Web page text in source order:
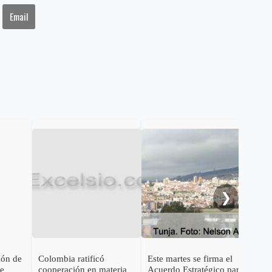
Email
de
Colombia ratificó
cooperación en materia
Este martes se firma el
Acuerdo Estratégico para
❯